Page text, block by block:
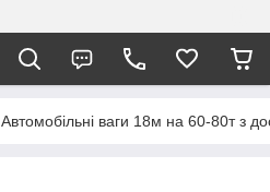
Автомобільні ваги 18м на 60-80т з